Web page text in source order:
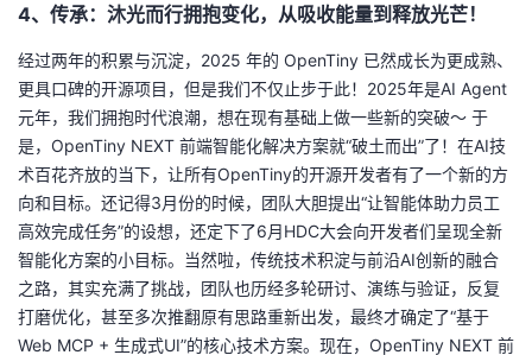
4、传承：沐光而行拥抱变化，从吸收能量到释放光芒！
经过两年的积累与沉淀，2025 年的 OpenTiny 已然成长为更成熟、
更具口碑的开源项目，但是我们不仅止步于此！2025年是AI Agent
元年，我们拥抱时代浪潮，想在现有基础上做一些新的突破～ 于
是，OpenTiny NEXT 前端智能化解决方案就“破土而出”了！在AI技
术百花齐放的当下，让所有OpenTiny的开源开发者有了一个新的方
向和目标。还记得3月份的时候，团队大胆提出“让智能体助力员工
高效完成任务”的设想，还定下了6月HDC大会向开发者们呈现全新
智能化方案的小目标。当然啦，传统技术积淀与前沿AI创新的融合
之路，其实充满了挑战，团队也历经多轮研讨、演练与验证，反复
打磨优化，甚至多次推翻原有思路重新出发，最终才确定了“基于
Web MCP + 生成式UI”的核心技术方案。现在，OpenTiny NEXT 前